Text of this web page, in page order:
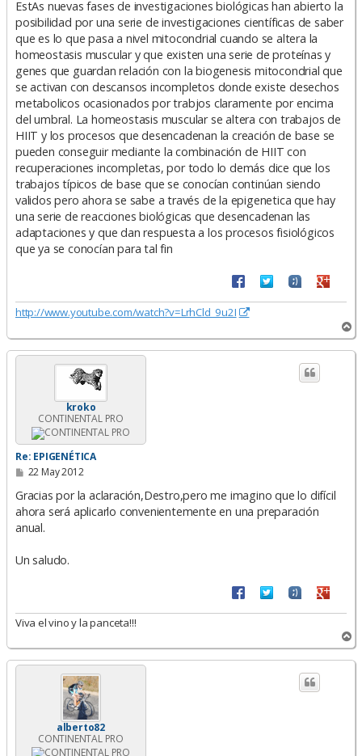
EstAs nuevas fases de investigaciones biológicas han abierto la
posibilidad por una serie de investigaciones científicas de saber
que es lo que pasa a nivel mitocondrial cuando se altera la
homeostasis muscular y que existen una serie de proteínas y
genes que guardan relación con la biogenesis mitocondrial que
se activan con descansos incompletos donde existe desechos
metabolicos ocasionados por trabjos claramente por encima
del umbral. La homeostasis muscular se altera con trabajos de
HIIT y los procesos que desencadenan la creación de base se
pueden conseguir mediante la combinación de HIIT con
recuperaciones incompletas, por todo lo demás dice que los
trabajos típicos de base que se conocían continúan siendo
validos pero ahora se sabe a través de la epigenetica que hay
una serie de reacciones biológicas que desencadenan las
adaptaciones y que dan respuesta a los procesos fisiológicos
que ya se conocían para tal fin
http://www.youtube.com/watch?v=LrhCld_9u2I
r
r
kroko
CONTINENTAL PRO
Re: EPIGENÉTICA
M
n
a
j
22 May 2012
Gracias por la aclaración,Destro,pero me imagino que lo difícil
ahora será aplicarlo convenientemente en una preparación
anual.
Un saludo.
Viva el vino y la panceta!!!
r
r
alberto82
CONTINENTAL PRO